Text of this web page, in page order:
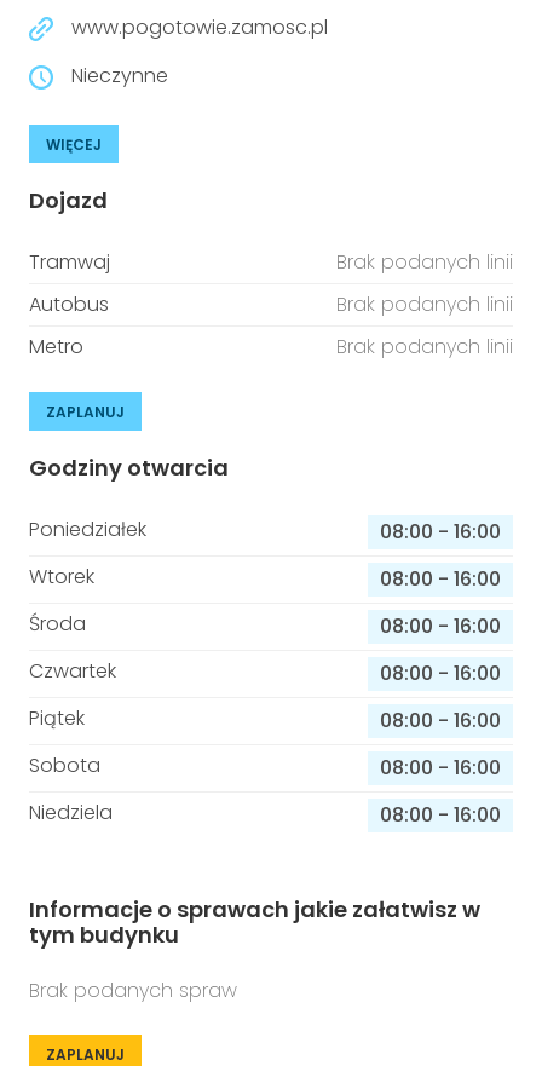
www.pogotowie.zamosc.pl
Nieczynne
WIĘCEJ
Dojazd
Tramwaj
Brak podanych linii
Autobus
Brak podanych linii
Metro
Brak podanych linii
ZAPLANUJ
Godziny otwarcia
Poniedziałek 08:00 - 16:00
Wtorek
08:00 - 16:00
Środa
08:00 - 16:00
Czwartek
08:00 - 16:00
Piątek
08:00 - 16:00
Sobota
08:00 - 16:00
Niedziela
08:00 - 16:00
Informacje o sprawach jakie załatwisz w
tym budynku
Brak podanych spraw
ZAPLANUJ